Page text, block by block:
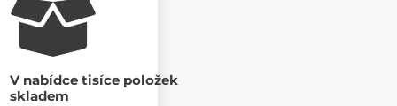
V nabídce tisíce položek
skladem